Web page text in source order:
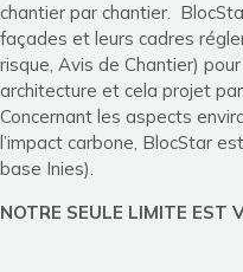
chantier par chantier.
façades et leurs cadres
risque, Avis de Chantier)
architecture et cela projet
Concernant les aspects
l’impact carbone, BlocStar
base Inies).
NOTRE SEULE LIMITE EST